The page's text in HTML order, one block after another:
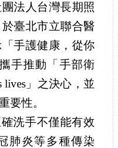
法人台灣長期照
臺北市立聯合醫
手護健康，從你
手推動「手部衛
lives」之決心，並
要性。
洗手不僅能有效
肺炎等多種傳染